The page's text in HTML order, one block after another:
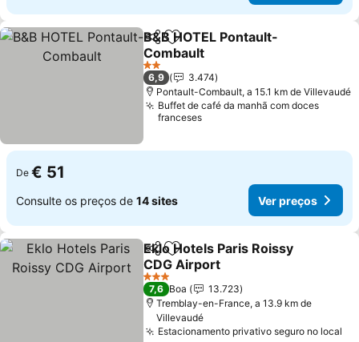
PartilharAdicionar aos favoritos
B&B HOTEL Pontault-
Combault
2 Estrelas
6,9
3.474
Pontault-Combault, a 15.1 km de Villevaudé
Buffet de café da manhã com doces
franceses
De € 51
Consulte os preços de 14 sites Ver preços
PartilharAdicionar aos favoritos
Eklo Hotels Paris Roissy
CDG Airport
3 Estrelas
7,6 Boa
13.723
Tremblay-en-France, a 13.9 km de
Villevaudé
Estacionamento privativo seguro no local